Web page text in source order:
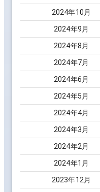
2024年10 月
2024年9 月
2024年8 月
2024年7月
2024年6 月
2024年5 月
2024年4月
2024年3 月
2024年2 月
2024年1 月
2023年12 月